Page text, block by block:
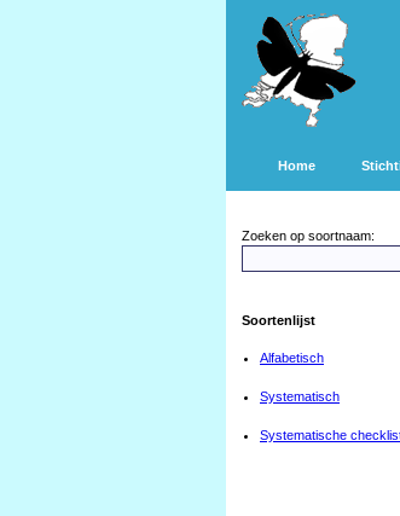
Home
Zoeken op soortnaam:
Soortenlijst
Alfabetisch
Systematisch
Systematische